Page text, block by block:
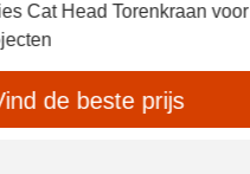
Cat Head Torenkraan voor
de beste prijs